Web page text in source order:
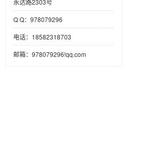
Q Q：978079296
电话：18582318703
邮箱：978079296!qq.com